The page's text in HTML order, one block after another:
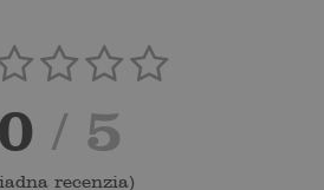
0 / 5
recenzia)